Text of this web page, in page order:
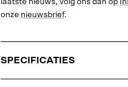
laatste nieuws, volg ons dan op
onze nieuwsbrief.
SPECIFICATIES